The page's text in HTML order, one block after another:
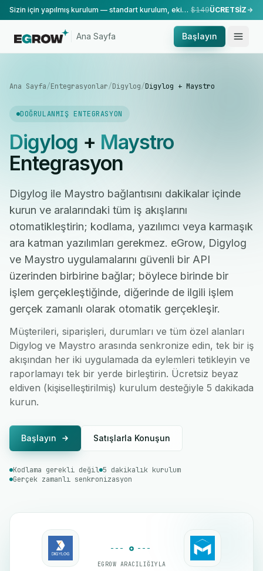
Sizin için yapılmış kurulum — standart kurulum, ekibimiz tarafından yapılır. $149ÜCRETSİZ
Ana Sayfa Başlayın
Ana Sayfa/Entegrasyonlar/Digylog/Digylog + Maystro
DOĞRULANMIŞ ENTEGRASYON
Digylog + Maystro
Entegrasyon
Digylog ile Maystro bağlantısını dakikalar içinde
kurun ve aralarındaki tüm iş akışlarını
otomatikleştirin; kodlama, yazılımcı veya karmaşık
ara katman yazılımları gerekmez. eGrow, Digylog
ve Maystro uygulamalarını güvenli bir API
üzerinden birbirine bağlar; böylece birinde bir
işlem gerçekleştiğinde, diğerinde de ilgili işlem
gerçek zamanlı olarak otomatik gerçekleşir.
Müşterileri, siparişleri, durumları ve tüm özel alanları
Digylog ve Maystro arasında senkronize edin, tek bir iş
akışından her iki uygulamada da eylemleri tetikleyin ve
raporlamayı tek bir yerde birleştirin. Ücretsiz beyaz
eldiven (kişiselleştirilmiş) kurulum desteğiyle 5 dakikada
kurun.
Başlayın Satışlarla Konuşun
Kodlama gerekli değil 5 dakikalık kurulum
Gerçek zamanlı senkronizasyon
EGROW ARACILIĞIYLA